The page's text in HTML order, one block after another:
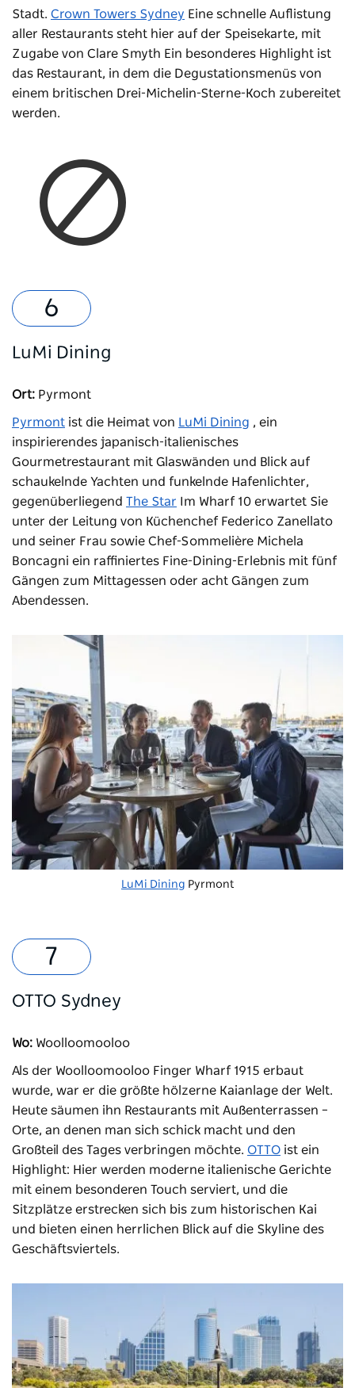
Stadt. Crown Towers Sydney Eine schnelle Auflistung
aller Restaurants steht hier auf der Speisekarte, mit
Zugabe von Clare Smyth Ein besonderes Highlight ist
das Restaurant, in dem die Degustationsmenüs von
einem britischen Drei-Michelin-Sterne-Koch zubereitet
werden.
LuMi Dining
Ort: Pyrmont
Pyrmont ist die Heimat von LuMi Dining , ein
inspirierendes japanisch-italienisches
Gourmetrestaurant mit Glaswänden und Blick auf
schaukelnde Yachten und funkelnde Hafenlichter,
gegenüberliegend The Star
Im Wharf 10 erwartet Sie
unter der Leitung von Küchenchef Federico Zanellato
und seiner Frau sowie Chef-Sommelière Michela
Boncagni ein raffiniertes Fine-Dining-Erlebnis mit fünf
Gängen zum Mittagessen oder acht Gängen zum
Abendessen.
LuMi Dining Pyrmont
OTTO Sydney
Wo: Woolloomooloo
Als der Woolloomooloo Finger Wharf 1915 erbaut
wurde, war er die größte hölzerne Kaianlage der Welt.
Heute säumen ihn Restaurants mit Außenterrassen –
Orte, an denen man sich schick macht und den
Großteil des Tages verbringen möchte. OTTO ist ein
Highlight: Hier werden moderne italienische Gerichte
mit einem besonderen Touch serviert, und die
Sitzplätze erstrecken sich bis zum historischen Kai
und bieten einen herrlichen Blick auf die Skyline des
Geschäftsviertels.